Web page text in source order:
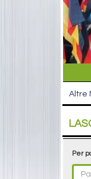
Altre
Per